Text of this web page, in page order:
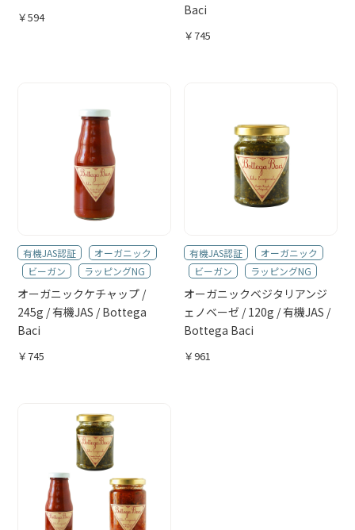
￥594
Baci
￥745
有機JAS認証
オーガニック
ビーガン
ラッピングNG
オーガニックケチャップ /
245g / 有機JAS / Bottega
Baci
￥745
有機JAS認証
オーガニック
ビーガン
ラッピングNG
オーガニックベジタリアンジ
ェノベーゼ / 120g / 有機JAS /
Bottega Baci
￥961